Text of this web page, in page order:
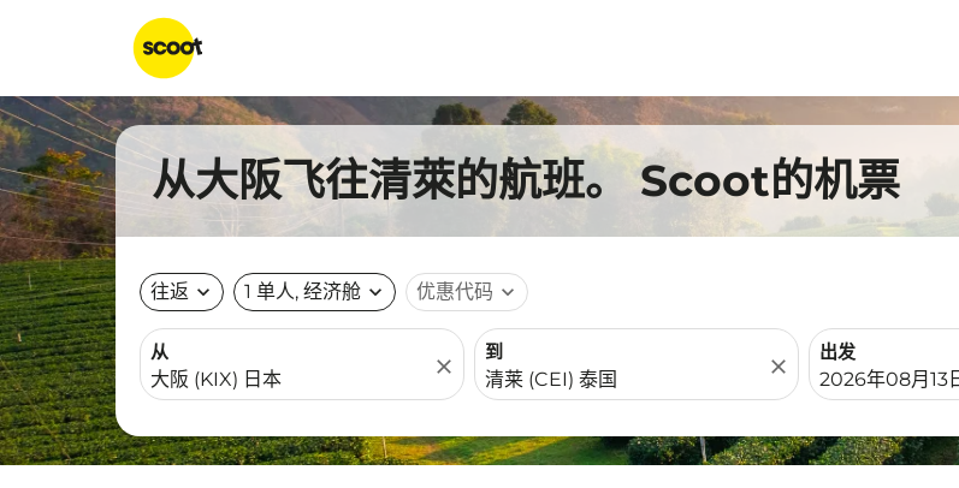
从大阪飞往清萊的航班。 Scoot的机票
往返 expand_more 1 单人, 经济舱 expand_more 优惠代码 expand_more
从
close
到
close
出发
fc-booking-
2026年08月13